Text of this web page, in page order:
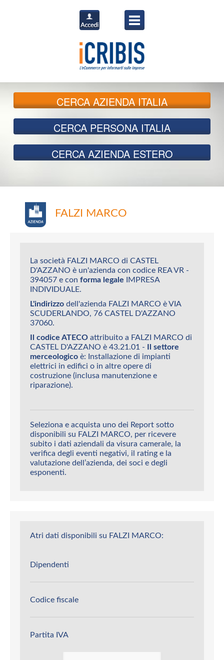
CERCAAZIENDA ITALIA
CERCA PERSONA ITALIA
CERCA AZIENDA ESTERO
FALZI MARCO
La società FALZI MARCO di CASTEL
D'AZZANO è un'azienda con codice REA VR -
394057 e con forma legale IMPRESA
INDIVIDUALE.
L'indirizzo dell'azienda FALZI MARCO è VIA
SCUDERLANDO, 76 CASTEL D'AZZANO
37060.
Il codice ATECO attribuito a FALZI MARCO di
CASTEL D'AZZANO è 43.21.01 - Il settore
merceologico è: Installazione di impianti
elettrici in edifici o in altre opere di
costruzione (inclusa manutenzione e
riparazione).
Seleziona e acquista uno dei Report sotto
disponibili su FALZI MARCO, per ricevere
subito i dati aziendali da visura camerale, la
verifica degli eventi negativi, il rating e la
valutazione dell’azienda, dei soci e degli
esponenti.
Atri dati disponibili su FALZI MARCO:
Dipendenti
Codice fiscale
Partita IVA